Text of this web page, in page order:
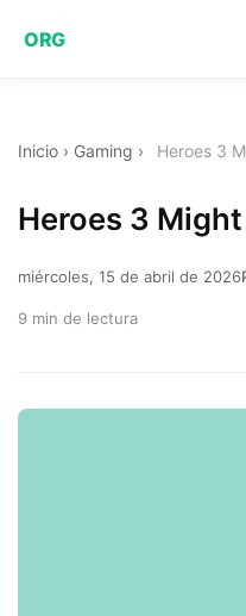
ORG
Inicio › Gaming › Heroes 3
Heroes 3
miércoles, 15 de abril de 2026
9 min de lectura